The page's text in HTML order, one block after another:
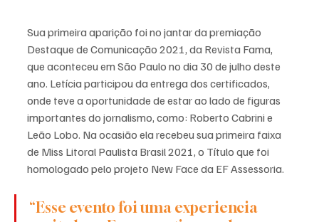
Sua primeira aparição foi no jantar da premiação
Destaque de Comunicação 2021, da Revista Fama,
que aconteceu em São Paulo no dia 30 de julho deste
ano. Letícia participou da entrega dos certificados,
onde teve a oportunidade de estar ao lado de figuras
importantes do jornalismo, como: Roberto Cabrini e
Leão Lobo. Na ocasião ela recebeu sua primeira faixa
de Miss Litoral Paulista Brasil 2021, o Título que foi
homologado pelo projeto New Face da EF Assessoria.
“Esse evento foi uma experiencia